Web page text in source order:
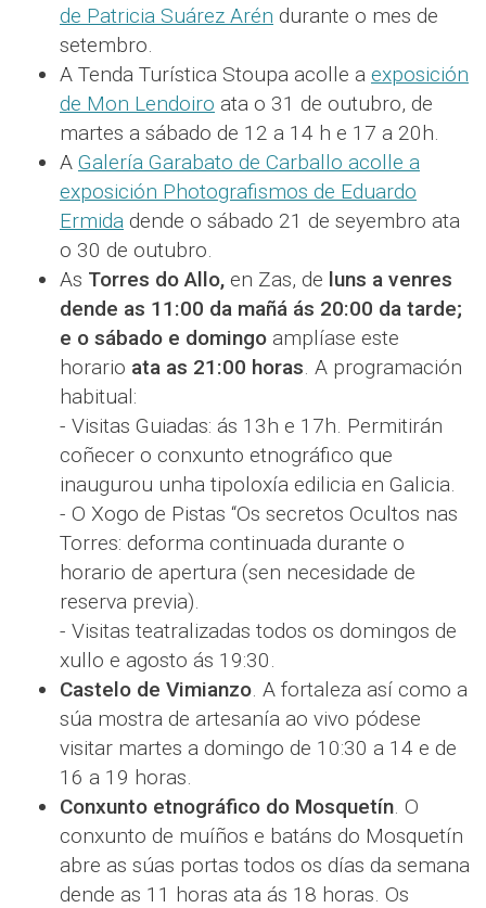
de Patricia Suárez Arén durante o mes de
setembro.
A Tenda Turística Stoupa acolle a exposición
de Mon Lendoiro ata o 31 de outubro, de
martes a sábado de 12 a 14 h e 17 a 20h.
A Galería Garabato de Carballo acolle a
exposición Photografismos de Eduardo
Ermida dende o sábado 21 de seyembro ata
o 30 de outubro.
As Torres do Allo, en Zas, de luns a venres
dende as 11:00 da mañá ás 20:00 da tarde;
e o sábado e domingo amplíase este
horario ata as 21:00 horas. A programación
habitual:
- Visitas Guiadas: ás 13h e 17h. Permitirán
coñecer o conxunto etnográfico que
inaugurou unha tipoloxía edilicia en Galicia.
- O Xogo de Pistas “Os secretos Ocultos nas
Torres: deforma continuada durante o
horario de apertura (sen necesidade de
reserva previa).
- Visitas teatralizadas todos os domingos de
xullo e agosto ás 19:30.
Castelo de Vimianzo. A fortaleza así como a
súa mostra de artesanía ao vivo pódese
visitar martes a domingo de 10:30 a 14 e de
16 a 19 horas.
Conxunto etnográfico do Mosquetín. O
conxunto de muíños e batáns do Mosquetín
abre as súas portas todos os días da semana
dende as 11 horas ata ás 18 horas. Os